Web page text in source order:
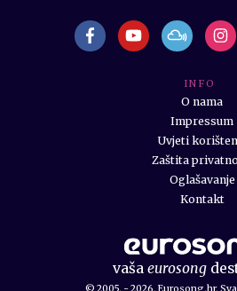
vaša eurosong
I N F O
O nama
Impressum
Uvjeti
Zaštita
Oglašavanje
Kontakt